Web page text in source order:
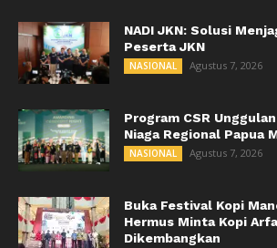
NADI JKN: Solusi
Peserta JKN
NASIONAL Agustus 7, 2026
Program CSR
Niaga Regional Papua
NASIONAL Agustus 7, 2026
Buka Festival Kopi
Hermus Minta Kopi
Dikembangkan